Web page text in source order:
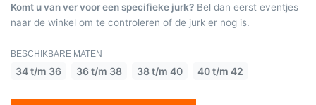
Komt u van ver voor een specifieke jurk? Bel dan eerst eventjes
naar de winkel om te controleren of de jurk er nog is.
BESCHIKBARE MATEN
34 t/m 36 36 t/m 38 38 t/m 40 40 t/m 42